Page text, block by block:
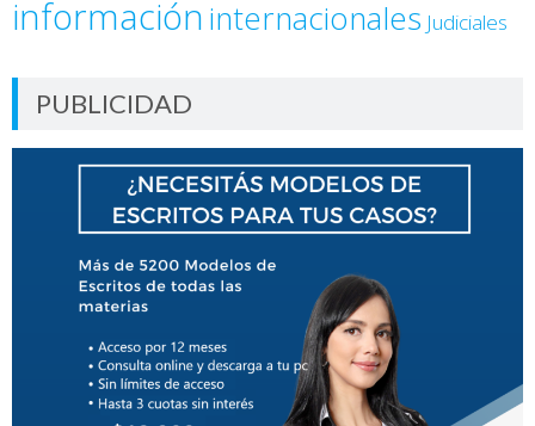
información internacionales Judiciales
PUBLICIDAD